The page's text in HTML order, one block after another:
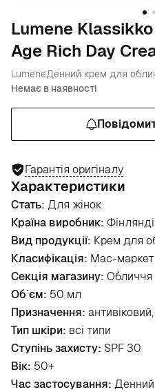
Lumene
Age Rich Day
LumeneДенний крем для
Немає в наявності
Гарантія оригіналу
Характеристики
Стать: Для жінок
Країна виробник:
Вид продукції: Крем для
Класифікація: Мас-маркет
Секція магазину: Обличчя
Об`єм: 50 мл
Призначення:
Тип шкіри: всі типи
Ступінь захисту: SPF 30
Вік: 50+
Час застосування: Денний